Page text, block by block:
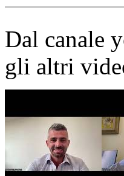
Dal canale
gli altri